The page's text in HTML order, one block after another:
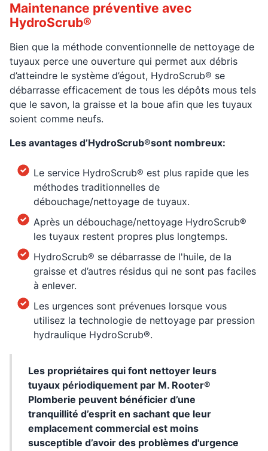
Maintenance préventive avec
HydroScrub®
Bien que la méthode conventionnelle de nettoyage de
tuyaux perce une ouverture qui permet aux débris
d’atteindre le système d’égout, HydroScrub® se
débarrasse efficacement de tous les dépôts mous tels
que le savon, la graisse et la boue afin que les tuyaux
soient comme neufs.
Les avantages d’HydroScrub®sont nombreux:
Le service HydroScrub® est plus rapide que les
méthodes traditionnelles de
débouchage/nettoyage de tuyaux.
Après un débouchage/nettoyage HydroScrub®
les tuyaux restent propres plus longtemps.
HydroScrub® se débarrasse de l'huile, de la
graisse et d’autres résidus qui ne sont pas faciles
à enlever.
Les urgences sont prévenues lorsque vous
utilisez la technologie de nettoyage par pression
hydraulique HydroScrub®.
Les propriétaires qui font nettoyer leurs
tuyaux périodiquement par M. Rooter®
Plomberie peuvent bénéficier d’une
tranquillité d’esprit en sachant que leur
emplacement commercial est moins
susceptible d’avoir des problèmes d'urgence